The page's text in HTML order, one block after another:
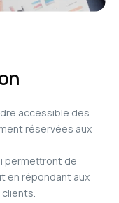
accessible des
réservées aux
permettront de
en répondant aux